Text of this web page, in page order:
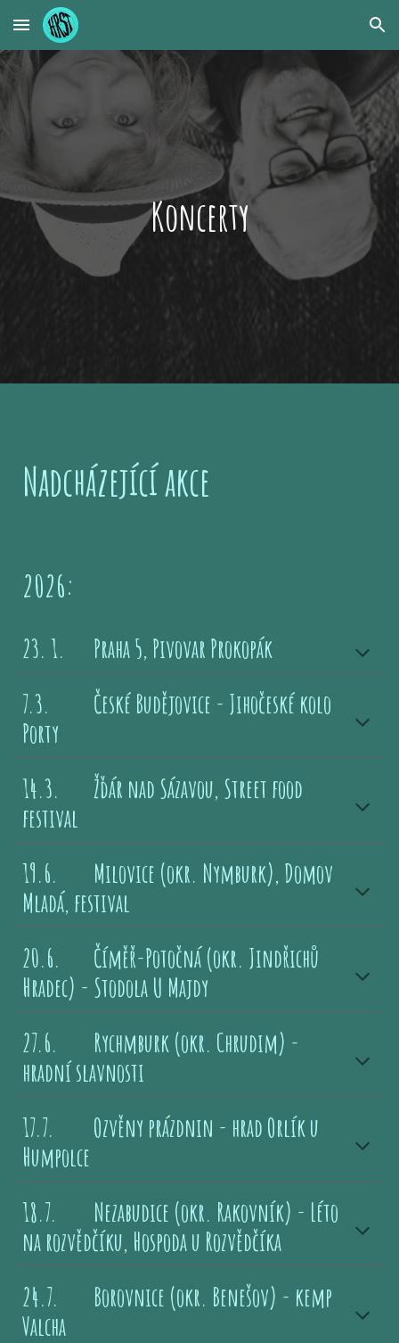
Skip to main content Skip to navigation
Koncerty
Nadcházející akce
2026:
23. 1.
Praha 5, Pivovar Prokopák
7.3.
České Budějovice - Jihočeské kolo
Porty
14.3.
Žďár nad Sázavou, Street food
festival
19.6.
Milovice (okr. Nymburk), Domov
Mladá, festival
20.6.
Číměř-Potočná (okr. Jindřichů
Hradec) - Stodola U Majdy
27.6. Rychmburk (okr. Chrudim) -
hradní slavnosti
17.7.
Ozvěny prázdnin - hrad Orlík u
Humpolce
18.7.
Nezabudice (okr. Rakovník) - Léto
na rozvědčíku, Hospoda u Rozvědčíka
24.7. Borovnice (okr. Benešov) - kemp
Valcha